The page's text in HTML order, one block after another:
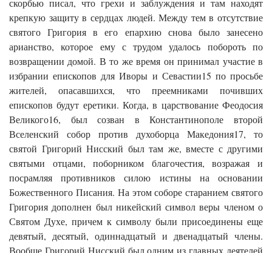
крепкую защиту в сердцах людей. Между тем в отсутствие
святого Григория в его епархию снова было занесено
арианство, которое ему с трудом удалось побороть по
возвращении домой. В то же время он принимал участие в
избрании епископов для Иворы и Севастии15 по просьбе
жителей, опасавшихся, что преемниками почивших
епископов будут еретики. Когда, в царствование Феодосия
Великого16, был созван в Константинополе второй
Вселенский собор против духоборца Македония17, то
святой Григорий Нисский был там же, вместе с другими
святыми отцами, поборником благочестия, возражая и
посрамляя противников силою истины на основании
Божественного Писания. На этом соборе старанием святого
Григория дополнен был никейский символ веры членом о
Святом Духе, причем к символу были присоединены еще
девятый, десятый, одиннадцатый и двенадцатый члены.
Вообще Григорий Нисский был одним из главных деятелей